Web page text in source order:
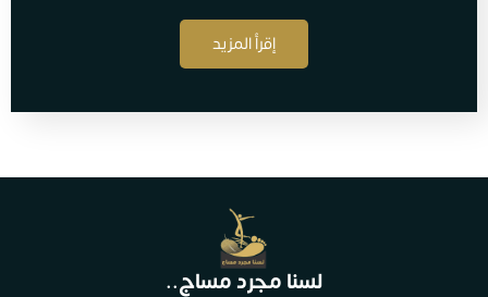
إقرأ المزيد
لسنا مجرد مساج..